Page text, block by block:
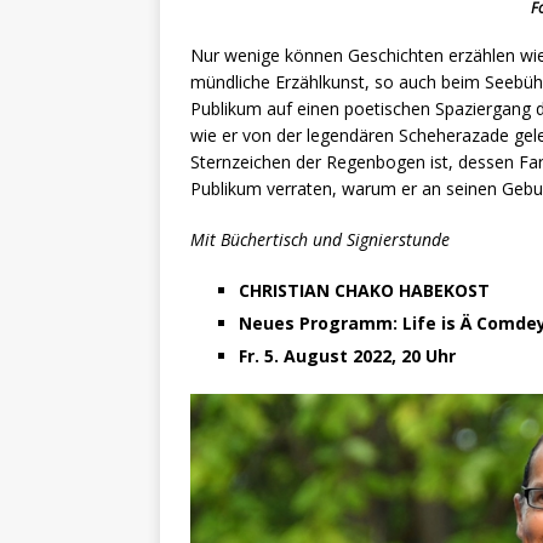
Nur wenige können Geschichten erzählen
mündliche Erzählkunst, so auch beim
Publikum auf einen poetischen
wie er von der legendären Scheherazade
Sternzeichen der Regenbogen ist, dessen
Publikum verraten, warum er an seinen
Mit Büchertisch und Signierstunde
CHRISTIAN CHAKO HABEKOST
Neues Programm: Life is Ä
Fr. 5. August 2022, 20 Uhr